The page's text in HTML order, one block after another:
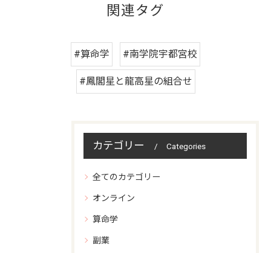
関連タグ
#算命学 #南学院宇都宮校
#鳳閣星と龍高星の組合せ
カテゴリー Categories
全てのカテゴリー
オンライン
算命学
副業